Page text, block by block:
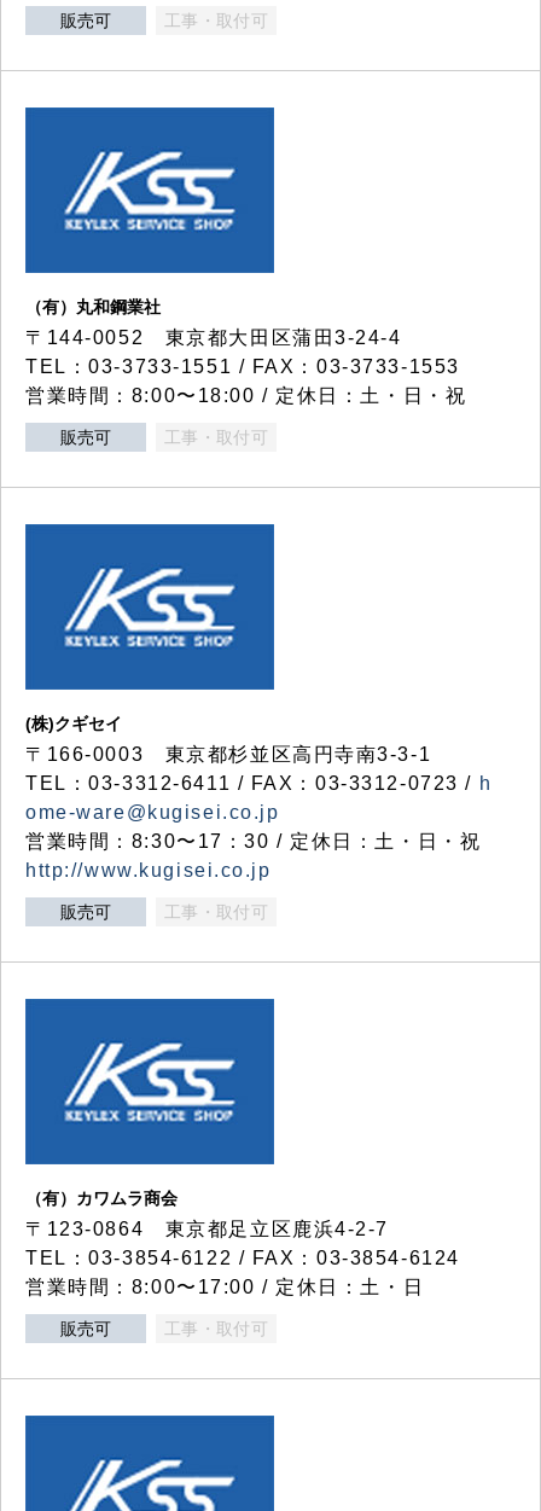
販売可 工事・取付可
（有）丸和鋼業社
〒144-0052 東京都大田区蒲田3-24-4
TEL：03-3733-1551 / FAX：03-3733-1553
営業時間：8:00〜18:00 / 定休日：土・日・祝
販売可 工事・取付可
(株)クギセイ
〒166-0003 東京都杉並区高円寺南3-3-1
TEL：03-3312-6411 / FAX：03-3312-0723 / h
ome-ware@kugisei.co.jp
営業時間：8:30〜17：30 / 定休日：土・日・祝
http://www.kugisei.co.jp
販売可 工事・取付可
（有）カワムラ商会
〒123-0864 東京都足立区鹿浜4-2-7
TEL：03-3854-6122 / FAX：03-3854-6124
営業時間：8:00〜17:00 / 定休日：土・日
販売可 工事・取付可